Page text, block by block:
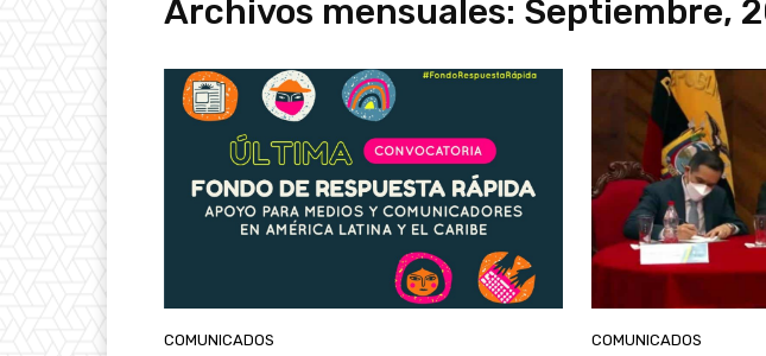
Archivos mensuales: Septiembre,
COMUNICADOS COMUNICADOS